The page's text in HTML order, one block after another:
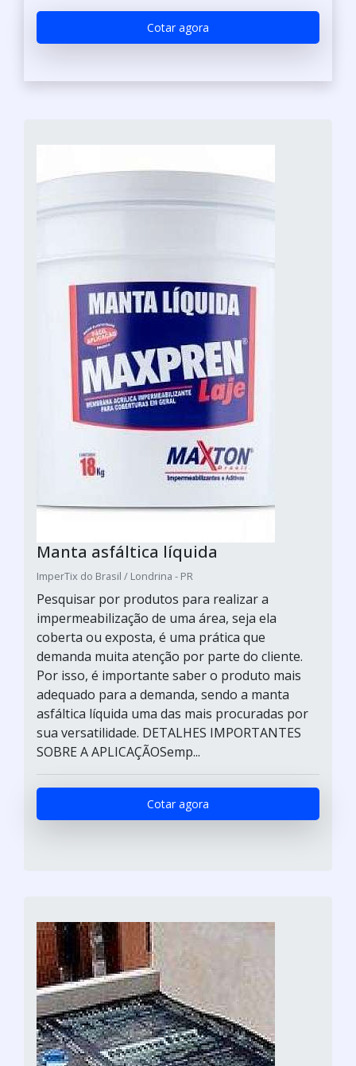
Cotar agora
Manta asfáltica líquida
ImperTix do Brasil / Londrina - PR
Pesquisar por produtos para realizar a
impermeabilização de uma área, seja ela
coberta ou exposta, é uma prática que
demanda muita atenção por parte do cliente.
Por isso, é importante saber o produto mais
adequado para a demanda, sendo a manta
asfáltica líquida uma das mais procuradas por
sua versatilidade. DETALHES IMPORTANTES
SOBRE A APLICAÇÃOSemp...
Cotar agora